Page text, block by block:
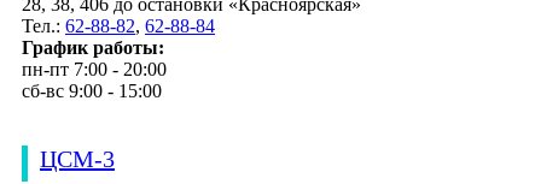
Тел.: 62-88-82, 62-88-84
График работы:
пн-пт 7:00 - 20:00
сб-вс 9:00 - 15:00
ЦСМ-3